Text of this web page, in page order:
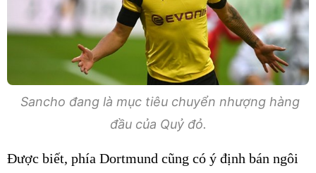
Sancho đang là mục tiêu chuyển nhượng hàng
đầu của Quỷ đỏ.
Được biết, phía Dortmund cũng có ý định bán ngôi